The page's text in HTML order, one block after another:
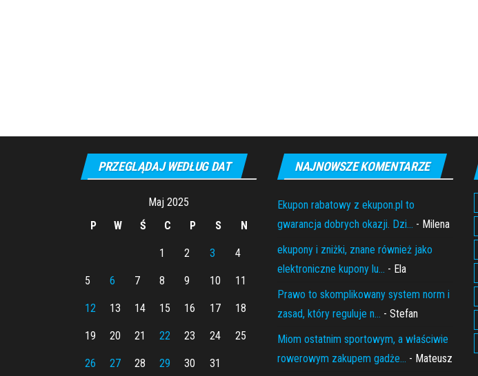
PRZEGLĄDAJ WEDŁUG DAT
Maj 2025
P
W Ś C P S N
1 2 3 4
5 6 7 8 9 10 11
12 13 14 15 16 17 18
19 20 21 22 23 24 25
26 27 28 29 30 31
NAJNOWSZE KOMENTARZE
Ekupon rabatowy z ekupon.pl to
gwarancja dobrych okazji. Dzi... - Milena
ekupony i zniżki, znane również jako
elektroniczne kupony lu... - Ela
Prawo to skomplikowany system norm i
zasad, który reguluje n... - Stefan
Miom ostatnim sportowym, a właściwie
rowerowym zakupem gadże... - Mateusz